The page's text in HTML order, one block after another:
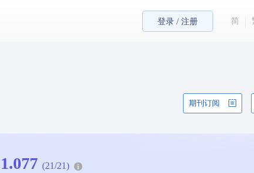
登录 / 注册 简
期刊订阅
1.077 (21/21)